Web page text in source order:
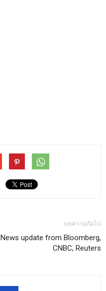
บทความถัดไป
News update from Bloomberg,
CNBC, Reuters